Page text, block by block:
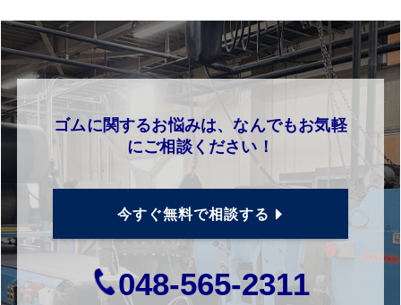
ゴムに関するお悩みは、なんでもお気軽
にご相談ください！
今すぐ無料で相談する
048-565-2311